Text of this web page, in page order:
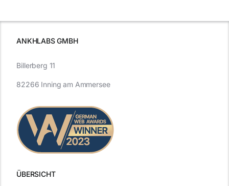
ANKHLABS GMBH
ÜBERSICHT
Billerberg 11
82266 Inning am Ammersee